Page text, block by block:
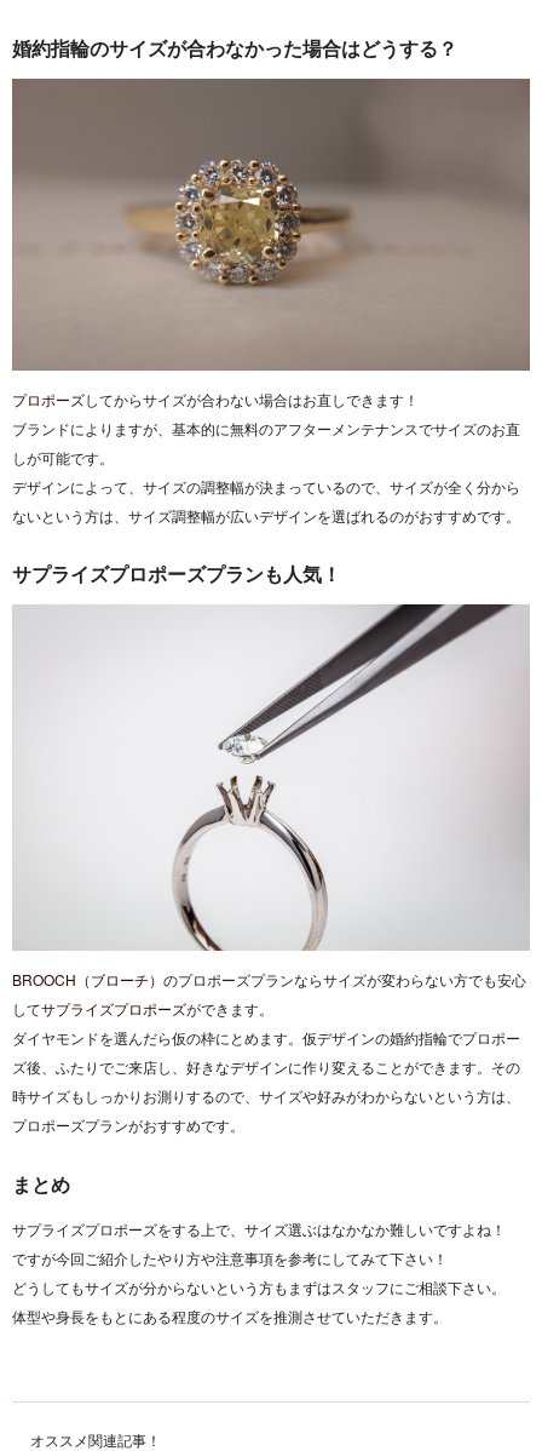
婚約指輪のサイズが合わなかった場合はどうする？
プロポーズしてからサイズが合わない場合はお直しできます！
ブランドによりますが、基本的に無料のアフターメンテナンスでサイズのお直
しが可能です。
デザインによって、サイズの調整幅が決まっているので、サイズが全く分から
ないという方は、サイズ調整幅が広いデザインを選ばれるのがおすすめです。
サプライズプロポーズプランも人気！
BROOCH（ブローチ） のプロポーズプランならサイズが変わらない方でも安心
してサプライズプロポーズができます。
ダイヤモンドを選んだら仮の枠にとめます。仮デザインの婚約指輪でプロポー
ズ後、ふたりでご来店し、好きなデザインに作り変えることができます。その
時サイズもしっかりお測りするので、サイズや好みがわからないという方は、
プロポーズプランがおすすめです。
まとめ
サプライズプロポーズをする上で、サイズ選ぶはなかなか難しいですよね！
ですが今回ご紹介したやり方や注意事項を参考にしてみて下さい！
どうしてもサイズが分からないという方もまずはスタッフにご相談下さい。
体型や身長をもとにある程度のサイズを推測させていただきます。
オススメ関連記事！